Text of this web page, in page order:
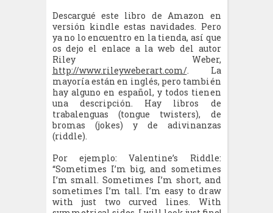
Descargué este libro de Amazon en
versión kindle estas navidades. Pero
ya no lo encuentro en la tienda, así que
os dejo el enlace a la web del autor
Riley Weber,
http://www.rileyweberart.com/. La
mayoría están en inglés, pero también
hay alguno en español, y todos tienen
una descripción. Hay libros de
trabalenguas (tongue twisters), de
bromas (jokes) y de adivinanzas
(riddle).
Por ejemplo: Valentine’s Riddle:
“Sometimes I’m big, and sometimes
I’m small. Sometimes I’m short, and
sometimes I’m tall. I’m easy to draw
with just two curved lines. With